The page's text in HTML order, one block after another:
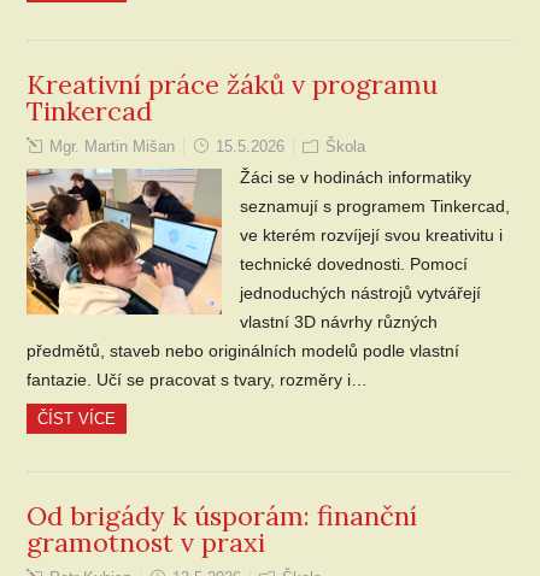
Kreativní práce žáků v programu
Tinkercad
Mgr. Martin Mišan 15.5.2026 Škola
Žáci se v hodinách informatiky
seznamují s programem Tinkercad,
ve kterém rozvíjejí svou kreativitu i
technické dovednosti. Pomocí
jednoduchých nástrojů vytvářejí
vlastní 3D návrhy různých
předmětů, staveb nebo originálních modelů podle vlastní
fantazie. Učí se pracovat s tvary, rozměry i…
ČÍST VÍCE
Od brigády k úsporám: finanční
gramotnost v praxi